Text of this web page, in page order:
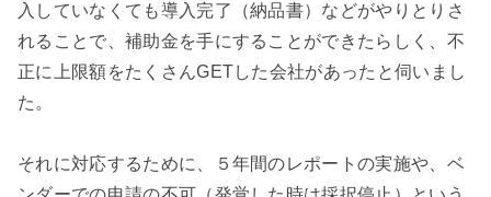
入していなくても導入完了（納品書）などがやりとりさ
れることで、補助金を手にすることができたらしく、不
正に上限額をたくさんGETした会社があったと伺いまし
た。
それに対応するために、５年間のレポートの実施や、ベ